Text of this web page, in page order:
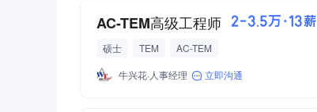
AC-TEM高级工程师 2-3.5万·13薪
硕士 TEM
AC-TEM
牛兴花·人事经理
立即沟通